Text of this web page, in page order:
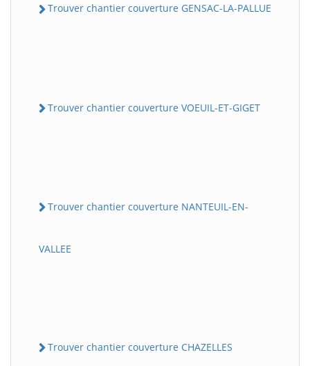
Trouver chantier couverture GENSAC-LA-PALLUE
Trouver chantier couverture VOEUIL-ET-GIGET
Trouver chantier couverture NANTEUIL-EN-
VALLEE
Trouver chantier couverture CHAZELLES